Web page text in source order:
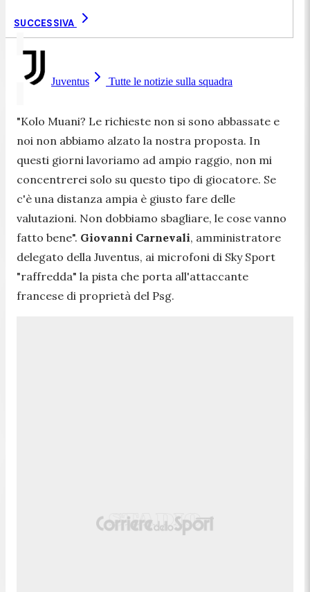
SUCCESSIVA
Juventus Tutte le notizie sulla squadra
"Kolo Muani? Le richieste non si sono abbassate e
noi non abbiamo alzato la nostra proposta. In
questi giorni lavoriamo ad ampio raggio, non mi
concentrerei solo su questo tipo di giocatore. Se
c'è una distanza ampia è giusto fare delle
valutazioni. Non dobbiamo sbagliare, le cose vanno
fatto bene". Giovanni Carnevali, amministratore
delegato della Juventus, ai microfoni di Sky Sport
"raffredda" la pista che porta all'attaccante
francese di proprietà del Psg.